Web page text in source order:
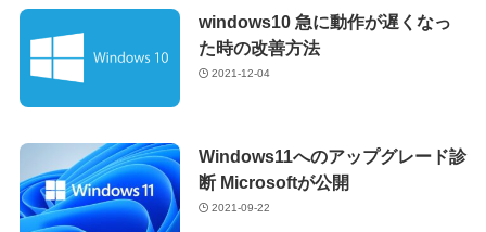
windows10 急に動作が遅くなっ
た時の改善方法
2021-12-04
Windows11へのアップグレード診
断 Microsoftが公開
2021-09-22